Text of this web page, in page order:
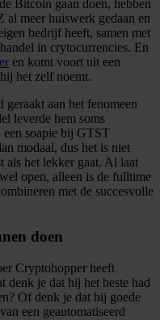
Bitcoin gaan doen, hebben
meer huiswerk gedaan en
bedrijf heeft, samen met
in crytocurrencies. En
en komt voort uit een
het zelf noemt.
aan het fenomeen
leverde hem soms
een soapie bij GTST
modaal, dus het is niet
als het lekker gaat. Al laat
open, alleen is de fulltime
met de succesvolle
doen
Cryptohopper heeft
denk je dat hij het beste had
Of denk je dat hij goede
een geautomatiseerd